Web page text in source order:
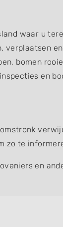
waar u
verplaatsen
bomen
en
zo te
en